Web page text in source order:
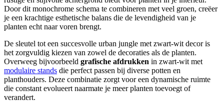
Door dit monochrome schema te combineren met veel groen, creëer
je een krachtige esthetische balans die de levendigheid van je
planten echt naar voren brengt.
De sleutel tot een succesvolle urban jungle met zwart-wit decor is
het zorgvuldig kiezen van zowel de decoraties als de planten.
Overweeg bijvoorbeeld grafische afdrukken in zwart-wit met
modulaire stands die perfect passen bij diverse potten en
planthouders. Deze combinatie zorgt voor een dynamische ruimte
die constant evolueert naarmate je meer planten toevoegt of
verandert.